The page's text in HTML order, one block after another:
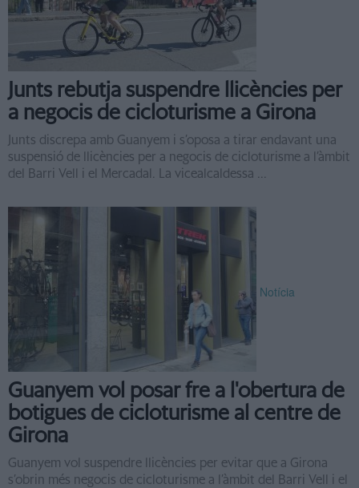
Junts rebutja suspendre llicències per
a negocis de cicloturisme a Girona
Junts discrepa amb Guanyem i s’oposa a tirar endavant una
suspensió de llicències per a negocis de cicloturisme a l’àmbit
del Barri Vell i el Mercadal. La vicealcaldessa ...
Notícia
Guanyem vol posar fre a l'obertura de
botigues de cicloturisme al centre de
Girona
Guanyem vol suspendre llicències per evitar que a Girona
s’obrin més negocis de cicloturisme a l’àmbit del Barri Vell i el